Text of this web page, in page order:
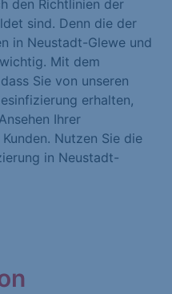
den Richtlinien der
sind. Denn die der
in Neustadt-Glewe und
Mit dem
Sie von unseren
erhalten,
Ihrer
Nutzen Sie die
in Neustadt-